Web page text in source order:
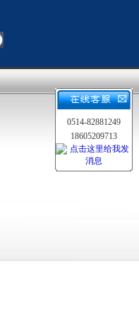
0514-82881249
18605209713